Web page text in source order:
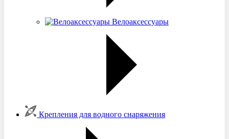
Велоаксессуары
Крепления для водного снаряжения